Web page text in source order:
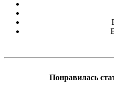
Понравилась